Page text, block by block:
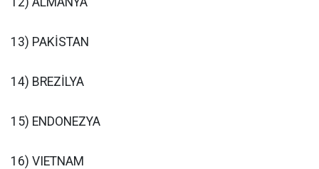
13) PAKİSTAN
14) BREZİLYA
15) ENDONEZYA
16) VIETNAM